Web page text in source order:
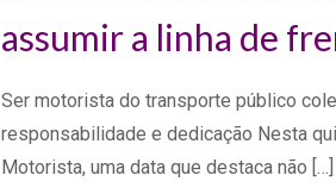
assumir a linha de
Ser motorista do transporte público
responsabilidade e dedicação Nesta
Motorista, uma data que destaca não […]